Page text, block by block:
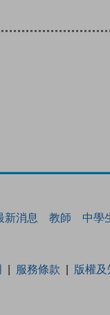
新消息 教師 中學
服務條款 版權